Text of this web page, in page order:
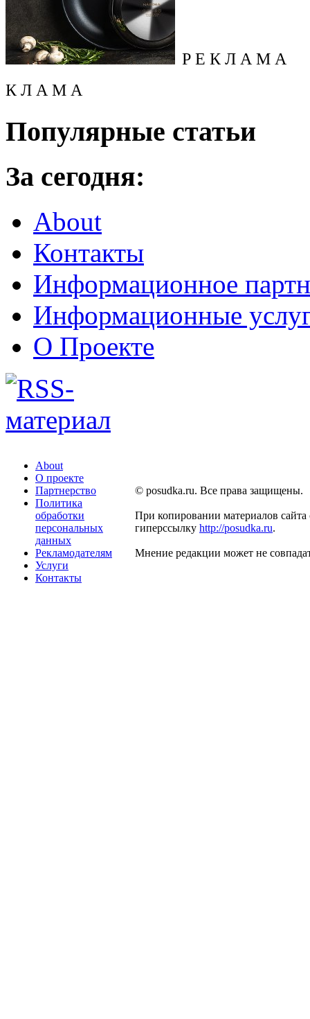
Р Е К Л А М А
К Л А М А
Популярные статьи
За сегодня:
About
Контакты
Информационное
Информационные
О Проекте
About
О проекте
Партнерство
Политика
обработки
персональных
данных
Рекламодателям
Услуги
Контакты
© posudka.ru. Все права защищены.
При копировании материалов сайта
гиперссылку http://posudka.ru.
Мнение редакции может не